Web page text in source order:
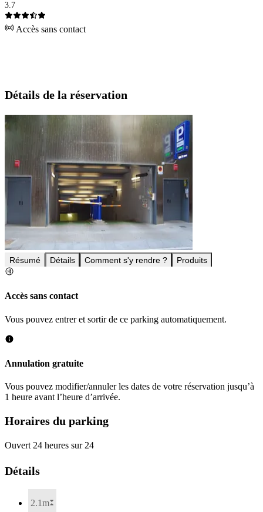
3.7
Accès sans contact
Détails de la réservation
Résumé Détails Comment s'y rendre ? Produits
Accès sans contact
Vous pouvez entrer et sortir de ce parking automatiquement.
Annulation gratuite
Vous pouvez modifier/annuler les dates de votre réservation jusqu’à
1 heure avant l’heure d’arrivée.
Horaires du parking
Ouvert 24 heures sur 24
Détails
2.1m